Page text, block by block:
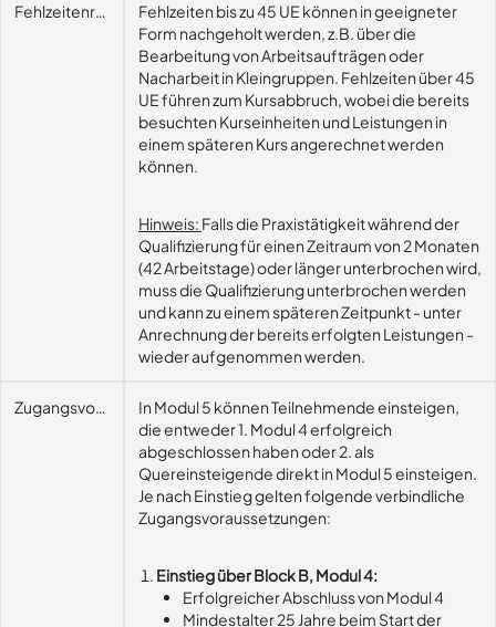
FehlzeitenregelungFehlzeiten bis zu 45 UE können in geeigneter
Form nachgeholt werden, z.B. über die
Bearbeitung von Arbeitsaufträgen oder
Nacharbeit in Kleingruppen. Fehlzeiten über 45
UE führen zum Kursabbruch, wobei die bereits
besuchten Kurseinheiten und Leistungen in
einem späteren Kurs angerechnet werden
können.
Hinweis: Falls die Praxistätigkeit während der
Qualifizierung für einen Zeitraum von 2 Monaten
(42 Arbeitstage) oder länger unterbrochen wird,
muss die Qualifizierung unterbrochen werden
und kann zu einem späteren Zeitpunkt - unter
Anrechnung der bereits erfolgten Leistungen -
wieder aufgenommen werden.
ZugangsvoraussetzungenIn Modul 5 können Teilnehmende einsteigen,
die entweder 1. Modul 4 erfolgreich
abgeschlossen haben oder 2. als
Quereinsteigende direkt in Modul 5 einsteigen.
Je nach Einstieg gelten folgende verbindliche
Zugangsvoraussetzungen:
Einstieg über Block B, Modul 4:
Erfolgreicher Abschluss von Modul 4
Mindestalter 25 Jahre beim Start der